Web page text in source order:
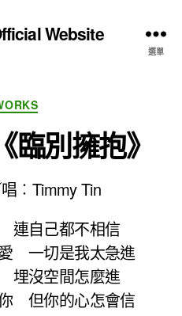
Website
選單
分
類
別擁抱》
︰ Timmy Tin
連自己都不相信
一切是我太急進
埋沒空間怎麼進
但你的心怎會信